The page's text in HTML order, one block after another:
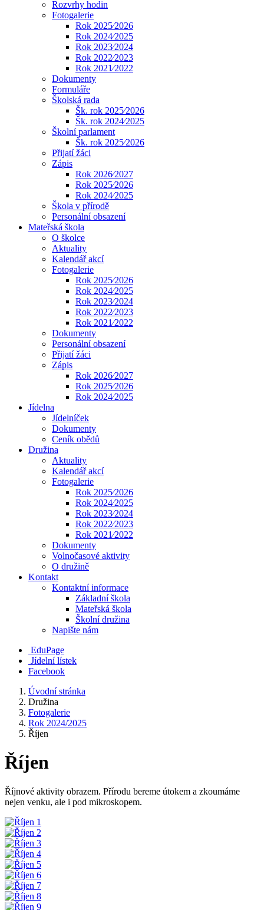
Rozvrhy hodin
Fotogalerie
Rok 2025⁄2026
Rok 2024⁄2025
Rok 2023⁄2024
Rok 2022⁄2023
Rok 2021⁄2022
Dokumenty
Formuláře
Školská rada
Šk. rok 2025⁄2026
Šk. rok 2024⁄2025
Školní parlament
Šk. rok 2025⁄2026
Přijatí žáci
Zápis
Rok 2026⁄2027
Rok 2025⁄2026
Rok 2024⁄2025
Škola v přírodě
Personální obsazení
Mateřská škola
O školce
Aktuality
Kalendář akcí
Fotogalerie
Rok 2025⁄2026
Rok 2024⁄2025
Rok 2023⁄2024
Rok 2022⁄2023
Rok 2021⁄2022
Dokumenty
Personální obsazení
Přijatí žáci
Zápis
Rok 2026⁄2027
Rok 2025⁄2026
Rok 2024⁄2025
Jídelna
Jídelníček
Dokumenty
Ceník obědů
Družina
Aktuality
Kalendář akcí
Fotogalerie
Rok 2025⁄2026
Rok 2024⁄2025
Rok 2023⁄2024
Rok 2022⁄2023
Rok 2021⁄2022
Dokumenty
Volnočasové aktivity
O družině
Kontakt
Kontaktní informace
Základní škola
Mateřská škola
Školní družina
Napište nám
EduPage
Jídelní lístek
Facebook
Úvodní stránka
Družina
Fotogalerie
Rok 2024/2025
Říjen
Říjen
Říjnové aktivity obrazem. Přírodu bereme útokem a zkoumáme
nejen venku, ale i pod mikroskopem.